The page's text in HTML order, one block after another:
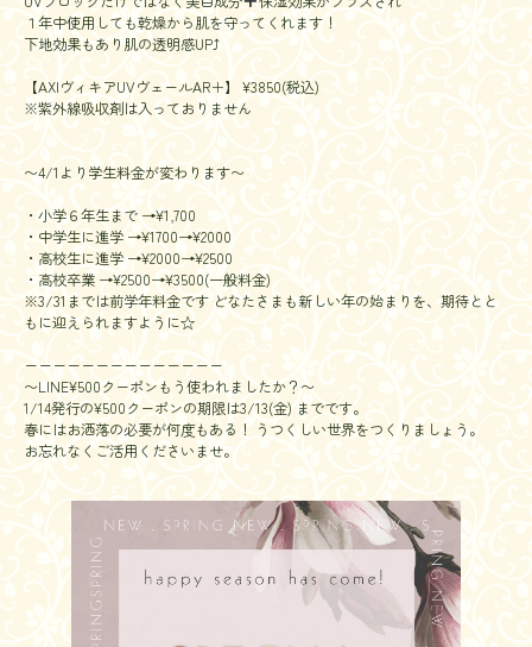
１年中使用しても乾燥から肌を守ってくれます！
下地効果もあり肌の透明感UP⤴︎
【AXIヴィキアUVヴェールAR＋】 ¥3850(税込)
※紫外線吸収剤は入っておりません
〜4/1より学生料金が変わります〜
・小学６年生まで →¥1,700
・中学生に進学 →¥1700→¥2000
・高校生に進学 →¥2000→¥2500
・高校卒業 →¥2500→¥3500(一般料金)
※3/31までは前学年料金です どなたさまも新しい年の始まりを、期待とと
もに迎えられますように☆
ーーーーーーーーーーーーーー
〜LINE¥500クーポンもう使われましたか？〜
1/14発行の¥500クーポンの期限は3/13(金) までです。
春にはお洒落の必要が何度もある！ うつくしい世界をつくりましょう。
お忘れなくご活用くださいませ。